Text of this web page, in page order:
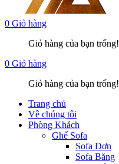
0 Giỏ hàng
Giỏ hàng của bạn trống!
0 Giỏ hàng
Giỏ hàng của bạn trống!
Trang chủ
Về chúng tôi
Phòng Khách
Ghế Sofa
Sofa Đơn
Sofa Băng